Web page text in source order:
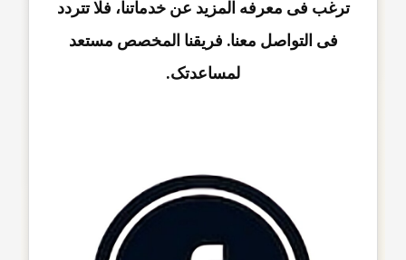
ترغب فی معرفه المزید عن خدماتنا، فلا تتردد
فی التواصل معنا. فریقنا المخصص مستعد
لمساعدتک.